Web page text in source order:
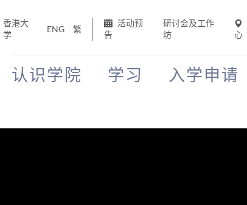
香港大
学
ENG 繁
活动预
告
研讨会及工作
坊
心
认识学院 学习 入学申请